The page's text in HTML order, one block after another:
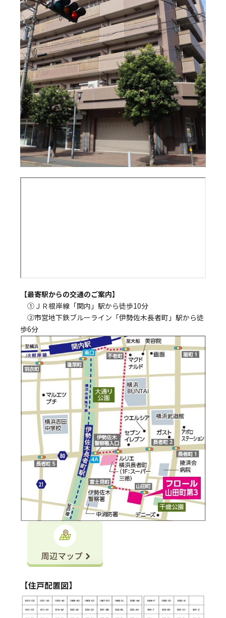
【最寄駅からの交通のご案内】
①ＪＲ根岸線「関内」駅から徒歩10分
②市営地下鉄ブルーライン「伊勢佐木長者町」駅から徒
歩6分
【住戸配置図】